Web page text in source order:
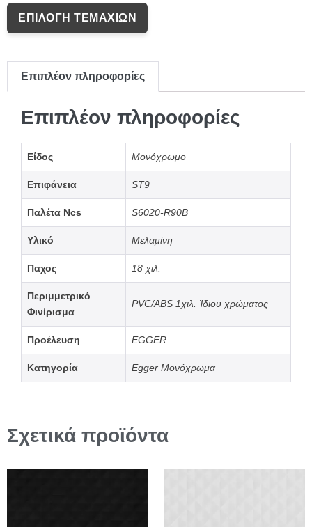
ΕΠΙΛΟΓΉ ΤΕΜΑΧΊΩΝ
Επιπλέον πληροφορίες
Επιπλέον πληροφορίες
Είδος Μονόχρωμο
Επιφάνεια ST9
Παλέτα Ncs S6020-R90B
Υλικό Μελαμίνη
Παχος 18 χιλ.
Περιμμετρικό
Φινίρισμα
PVC/ABS 1χιλ. Ίδιου χρώματος
Προέλευση EGGER
Κατηγορία Egger Μονόχρωμα
Σχετικά προϊόντα